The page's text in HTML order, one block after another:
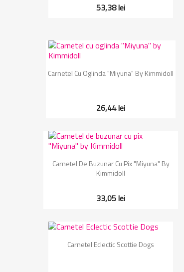
53,38 lei
Vizualizare rapida
Carnetel Cu Oglinda "Miyuna" By Kimmidoll
26,44 lei
 Vizualizare rapida
Carnetel De Buzunar Cu Pix "Miyuna" By
Kimmidoll
33,05 lei
Vizualizare rapida
Carnetel Eclectic Scottie Dogs